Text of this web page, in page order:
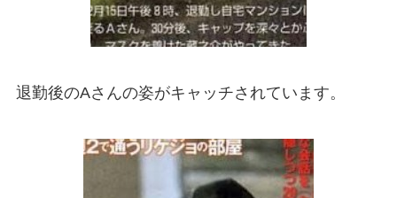
退勤後のAさんの姿がキャッチされています。